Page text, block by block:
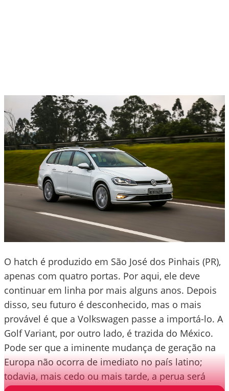
O hatch é produzido em São José dos Pinhais (PR),
apenas com quatro portas. Por aqui, ele deve
continuar em linha por mais alguns anos. Depois
disso, seu futuro é desconhecido, mas o mais
provável é que a Volkswagen passe a importá-lo. A
Golf Variant, por outro lado, é trazida do México.
Pode ser que a iminente mudança de geração na
Europa não ocorra de imediato no país latino;
todavia, mais cedo ou mais tarde, a perua será